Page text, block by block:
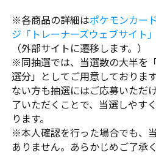
※各商品の詳細はポケモンカー
ジ「トレーナーズウェブサイト」
（外部サイトに遷移します。）
※同抽選では、当選数の大半を
選分」としてご用意しておりま
ない方も抽選にはご応募いただ
了いただくことで、当選しやす
ります。
※本人確認を行った場合でも、
ありません。あらかじめご了承